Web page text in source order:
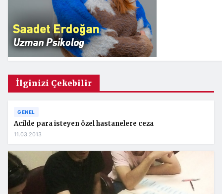
İlginizi Çekebilir
GENEL
Acilde para isteyen özel hastanelere ceza
11.03.2013